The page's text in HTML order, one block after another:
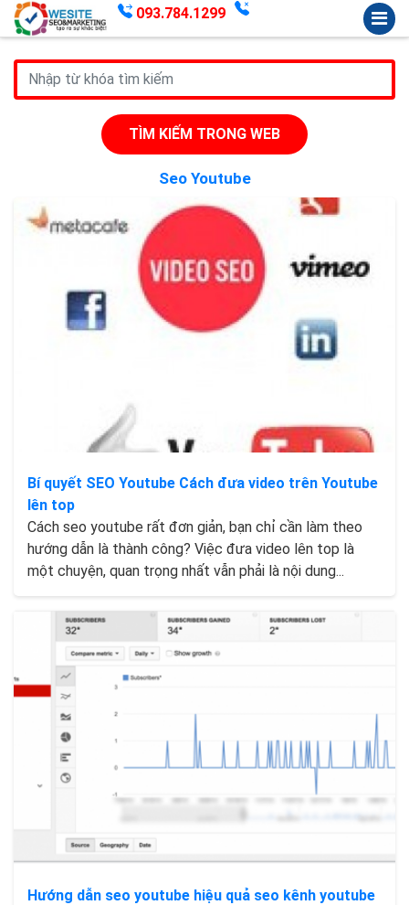
093.784.1299
TÌM KIẾM TRONG WEB
Seo Youtube
Bí quyết SEO Youtube Cách đưa video trên Youtube
lên top
Cách seo youtube rất đơn giản, bạn chỉ cần làm theo
hướng dẫn là thành công? Việc đưa video lên top là
một chuyện, quan trọng nhất vẫn phải là nội dung...
Hướng dẫn seo youtube hiệu quả seo kênh youtube